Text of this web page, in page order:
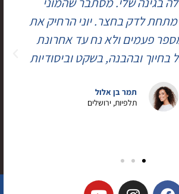
מתחת לדק בחצר. יוני הרחיק את
פעמים ולא נח עד אחרונת
בחיוך ובהבנה, בשקט וביסודיות
תמר בן אלול
תלפיות, ירושלים